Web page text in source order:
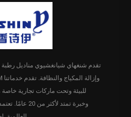
تقدم شنغهاي شيانغشيوي مناديل
وخبرة تمتد لأكثر